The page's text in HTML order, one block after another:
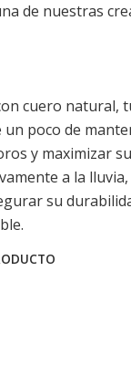
de nuestras
cuero natural,
poco de
y maximizar
a la
su